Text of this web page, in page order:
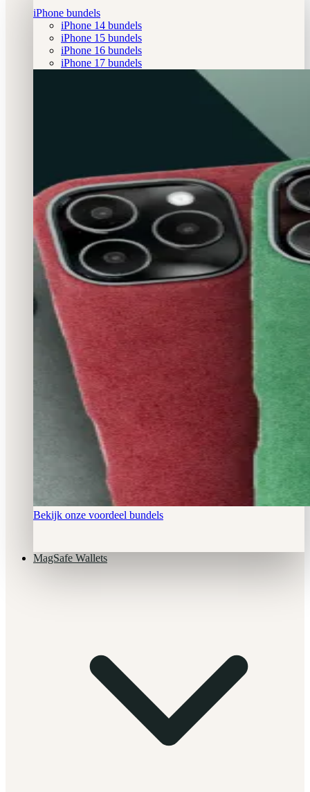
iPhone bundels
iPhone 14 bundels
iPhone 15 bundels
iPhone 16 bundels
iPhone 17 bundels
Bekijk onze voordeel bundels
MagSafe Wallets